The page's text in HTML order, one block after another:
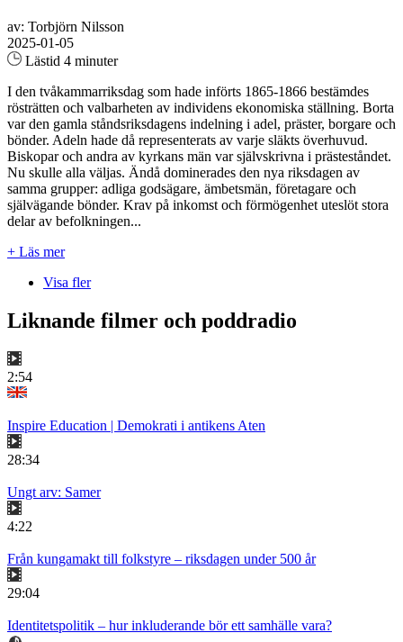
av: Torbjörn Nilsson
2025-01-05
Lästid 4 minuter
I den tvåkammarriksdag som hade införts 1865-1866 bestämdes
rösträtten och valbarheten av individens ekonomiska ställning. Borta
var den gamla ståndsriksdagens indelning i adel, präster, borgare och
bönder. Adeln hade då representerats av varje släkts överhuvud.
Biskopar och andra av kyrkans män var självskrivna i prästeståndet.
Nu skulle alla väljas. Ändå dominerades den nya riksdagen av
samma grupper: adliga godsägare, ämbetsmän, företagare och
självägande bönder. Krav på inkomst och förmögenhet uteslöt stora
delar av befolkningen...
+ Läs mer
Visa fler
Liknande filmer och poddradio
2:54
Inspire Education | Demokrati i antikens Aten
28:34
Ungt arv: Samer
4:22
Från kungamakt till folkstyre – riksdagen under 500 år
29:04
Identitetspolitik – hur inkluderande bör ett samhälle vara?